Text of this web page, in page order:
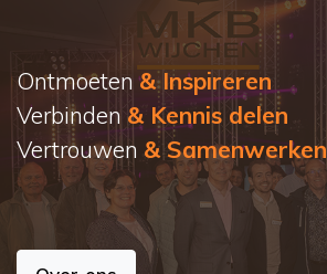
Ontmoeten & Inspireren
Verbinden & Kennis delen
Vertrouwen & Samenwerken